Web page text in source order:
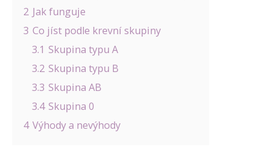
2 Jak funguje
3 Co jíst podle krevní skupiny
3.1 Skupina typu A
3.2 Skupina typu B
3.3 Skupina AB
3.4 Skupina 0
4 Výhody a nevýhody